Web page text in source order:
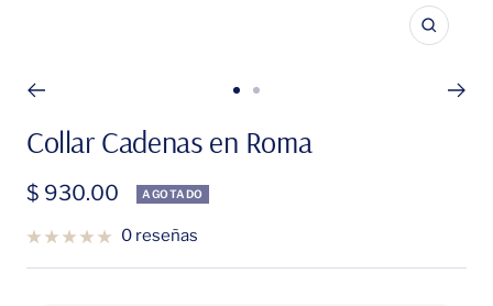
Zoom
la
a
la
Collar Cadenas en Roma
Precio
de
venta
$ 930.00 AGOTADO
0 reseñas